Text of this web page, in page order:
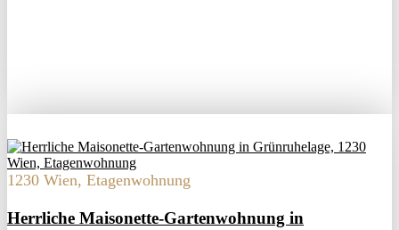
1230 Wien, Etagenwohnung
Herrliche Maisonette-Gartenwohnung in